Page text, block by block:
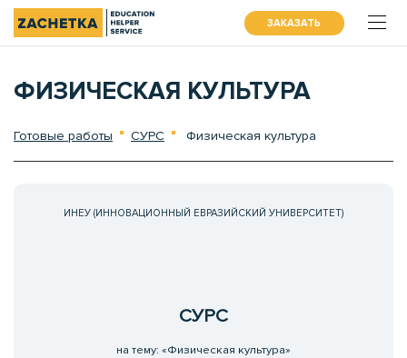
ЗАКАЗАТЬ
ФИЗИЧЕСКАЯ КУЛЬТУРА
Готовые работы СУРС Физическая культура
ИНЕУ (ИННОВАЦИОННЫЙ ЕВРАЗИЙСКИЙ УНИВЕРСИТЕТ)
СУРС
на тему: «Физическая культура»